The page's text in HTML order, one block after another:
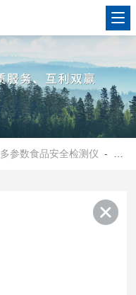
多参数食品安全检测仪 - 多功能食品安全检测仪GY-MF-156406TS